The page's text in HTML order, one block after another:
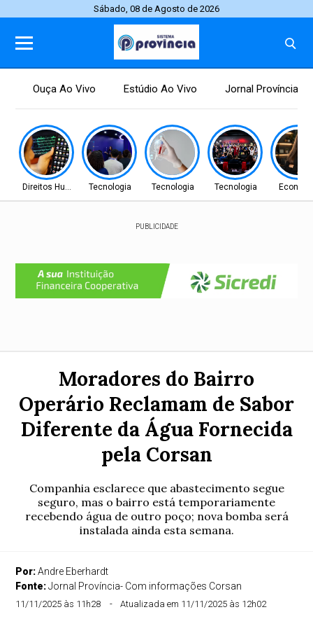
Sábado, 08 de Agosto de 2026
Ouça Ao Vivo Estúdio Ao Vivo Jornal Província
Direitos HumanosTecnologia Tecnologia Tecnologia
PUBLICIDADE
Moradores do Bairro
Operário Reclamam de Sabor
Diferente da Água Fornecida
pela Corsan
Companhia esclarece que abastecimento segue
seguro, mas o bairro está temporariamente
recebendo água de outro poço; nova bomba será
instalada ainda esta semana.
Por:Andre Eberhardt
Fonte:Jornal Província- Com informações Corsan
11/11/2025 às 11h28 Atualizada em 11/11/2025 às 12h02